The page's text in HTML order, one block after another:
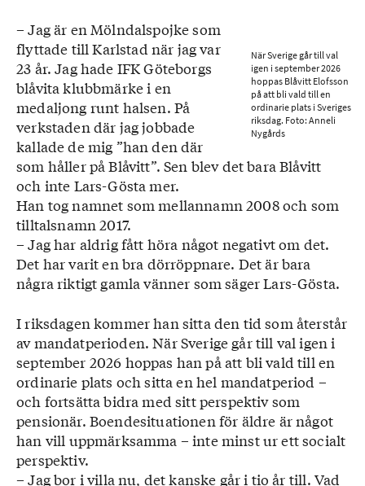
När Sverige går till val
igen i september 2026
hoppas Blåvitt Elofsson
på att bli vald till en
ordinarie plats i Sveriges
riksdag. Foto: Anneli
Nygårds
– Jag är en Mölndalspojke som
flyttade till Karlstad när jag var
23 år. Jag hade IFK Göteborgs
blåvita klubbmärke i en
medaljong runt halsen. På
verkstaden där jag jobbade
kallade de mig ”han den där
som håller på Blåvitt”. Sen blev det bara Blåvitt
och inte Lars-Gösta mer.
Han tog namnet som mellannamn 2008 och som
tilltalsnamn 2017.
– Jag har aldrig fått höra något negativt om det.
Det har varit en bra dörröppnare. Det är bara
några riktigt gamla vänner som säger Lars-Gösta.
I riksdagen kommer han sitta den tid som återstår
av mandatperioden. När Sverige går till val igen i
september 2026 hoppas han på att bli vald till en
ordinarie plats och sitta en hel mandatperiod –
och fortsätta bidra med sitt perspektiv som
pensionär. Boendesituationen för äldre är något
han vill uppmärksamma – inte minst ur ett socialt
perspektiv.
– Jag bor i villa nu, det kanske går i tio år till. Vad